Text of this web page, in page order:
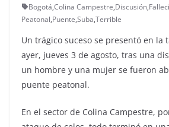
Bogotá,Colina Campestre,Discusión,
Peatonal,Puente,Suba,Terrible
Un trágico suceso se presentó en la
ayer, jueves 3 de agosto, tras una
un hombre y una mujer se fueron
puente peatonal.
En el sector de Colina Campestre,